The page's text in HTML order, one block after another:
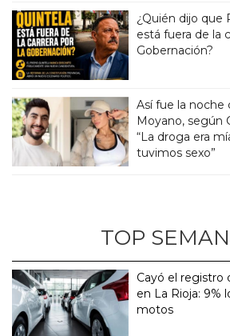
¿Quién dijo que
está fuera de la
Gobernación?
Así fue la noche
Moyano, según
“La droga era
tuvimos sexo”
TOP
Cayó el
en La Rioja: 9%
motos